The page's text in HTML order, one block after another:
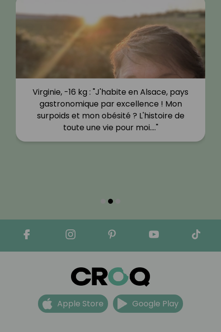
Virginie, -16 kg : "J'habite en Alsace, pays
gastronomique par excellence ! Mon
surpoids et mon obésité ? L'histoire de
toute une vie pour moi.…"
Apple Store Google Play